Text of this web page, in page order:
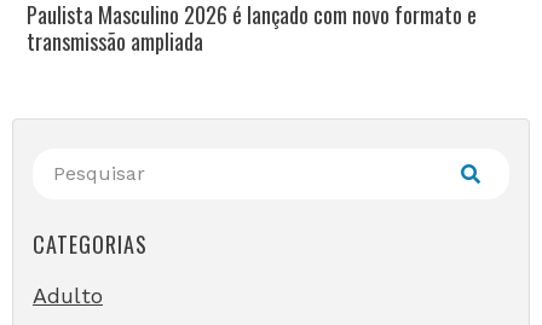
Paulista Masculino 2026 é lançado com novo formato e
transmissão ampliada
CATEGORIAS
Adulto